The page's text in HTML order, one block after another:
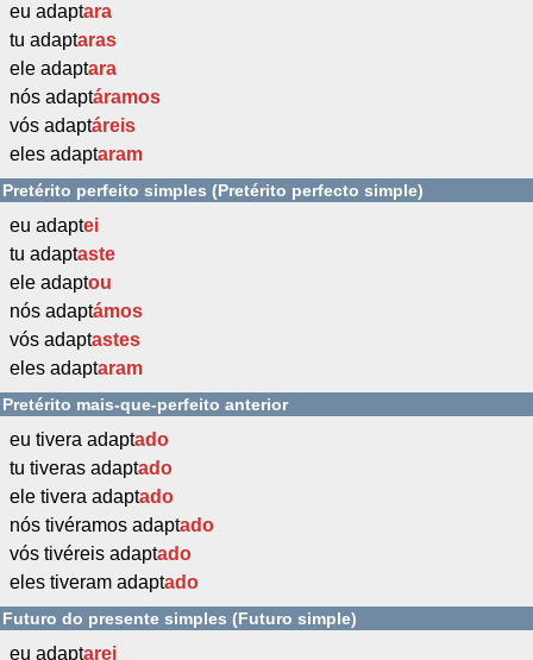
eu adaptara
tu adaptaras
ele adaptara
nós adaptáramos
vós adaptáreis
eles adaptaram
Pretérito perfeito simples (Pretérito perfecto simple)
eu adaptei
tu adaptaste
ele adaptou
nós adaptámos
vós adaptastes
eles adaptaram
Pretérito mais-que-perfeito anterior
eu tivera adaptado
tu tiveras adaptado
ele tivera adaptado
nós tivéramos adaptado
vós tivéreis adaptado
eles tiveram adaptado
Futuro do presente simples (Futuro simple)
eu adaptarei